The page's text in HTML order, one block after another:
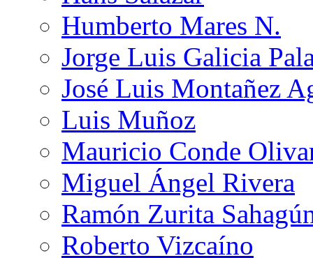
Humberto Mares N.
Jorge Luis Galicia
José Luis Montañez
Luis Muñoz
Mauricio Conde
Miguel Ángel Rivera
Ramón Zurita
Roberto Vizcaíno